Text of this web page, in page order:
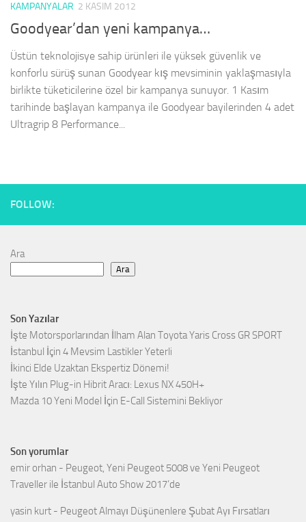
KAMPANYALAR 2 KASIM 2012
Goodyear’dan yeni kampanya…
Üstün teknolojisye sahip ürünleri ile yüksek güvenlik ve
konforlu sürüş sunan Goodyear kış mevsiminin yaklaşmasıyla
birlikte tüketicilerine özel bir kampanya sunuyor. 1 Kasım
tarihinde başlayan kampanya ile Goodyear bayilerinden 4 adet
Ultragrip 8 Performance...
FOLLOW:
Ara
Ara
Son Yazılar
İşte Motorsporlarından İlham Alan Toyota Yaris Cross GR SPORT
İstanbul İçin 4 Mevsim Lastikler Yeterli
İkinci Elde Uzaktan Ekspertiz Dönemi!
İşte Yılın Plug-in Hibrit Aracı: Lexus NX 450H+
Mazda 10 Yeni Model İçin E-Call Sistemini Bekliyor
Son yorumlar
emir orhan - Peugeot, Yeni Peugeot 5008 ve Yeni Peugeot
Traveller ile İstanbul Auto Show 2017’de
yasin kurt - Peugeot Almayı Düşünenlere Şubat Ayı Fırsatları